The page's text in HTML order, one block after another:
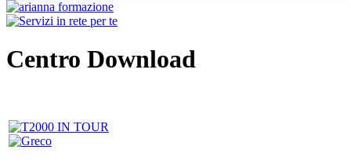
Centro Download